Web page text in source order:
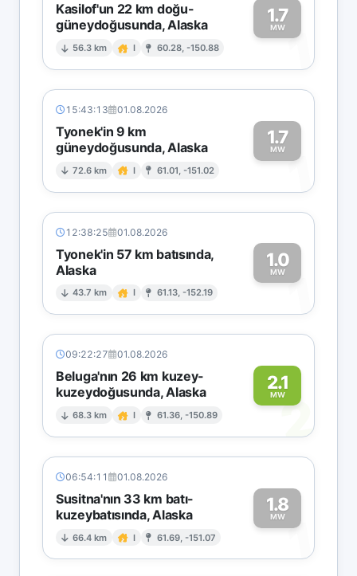
Kasilof'un 22 km doğu-
güneydoğusunda, Alaska
56.3 km I 60.28, -150.88
1.7
MW1
15:43:13 01.08.2026
Tyonek'in 9 km
güneydoğusunda, Alaska
72.6 km I 61.01, -151.02
1.7
MW1
12:38:25 01.08.2026
Tyonek'in 57 km batısında,
Alaska
43.7 km I 61.13, -152.19
1.0
MW1
09:22:27 01.08.2026
Beluga'nın 26 km kuzey-
kuzeydoğusunda, Alaska
68.3 km I 61.36, -150.89
2.1
MW2
06:54:11 01.08.2026
Susitna'nın 33 km batı-
kuzeybatısında, Alaska
66.4 km I 61.69, -151.07
1.8
MW1